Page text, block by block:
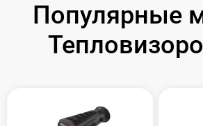
Популярные